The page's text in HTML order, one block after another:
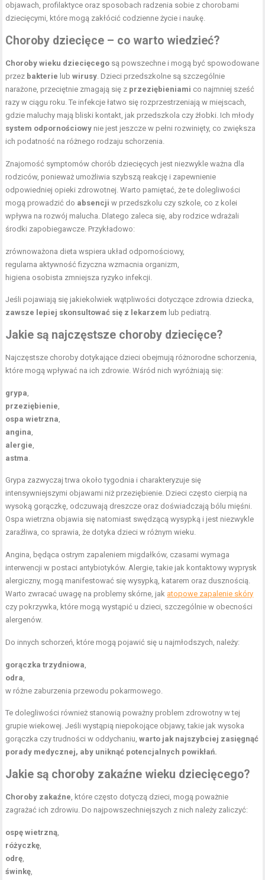
objawach, profilaktyce oraz sposobach radzenia sobie z chorobami
dziecięcymi, które mogą zakłócić codzienne życie i naukę.
Choroby dziecięce – co warto wiedzieć?
Choroby wieku dziecięcego są powszechne i mogą być spowodowane
przez bakterie lubwirusy. Dzieci przedszkolne są szczególnie
narażone, przeciętnie zmagają się z przeziębieniami co najmniej sześć
razy w ciągu roku. Te infekcje łatwo się rozprzestrzeniają w miejscach,
gdzie maluchy mają bliski kontakt, jak przedszkola czy żłobki. Ich młody
system odpornościowy nie jest jeszcze w pełni rozwinięty, co zwiększa
ich podatność na różnego rodzaju schorzenia.
Znajomość symptomów chorób dziecięcych jest niezwykle ważna dla
rodziców, ponieważ umożliwia szybszą reakcję i zapewnienie
odpowiedniej opieki zdrowotnej. Warto pamiętać, że te dolegliwości
mogą prowadzić do absencji w przedszkolu czy szkole, co z kolei
wpływa na rozwój malucha. Dlatego zaleca się, aby rodzice wdrażali
środki zapobiegawcze. Przykładowo:
zrównoważona dieta wspiera układ odpornościowy,
regularna aktywność fizyczna wzmacnia organizm,
higiena osobista zmniejsza ryzyko infekcji.
Jeśli pojawiają się jakiekolwiek wątpliwości dotyczące zdrowia dziecka,
zawsze lepiej skonsultować się z lekarzem lub pediatrą.
Jakie są najczęstsze choroby dziecięce?
Najczęstsze choroby dotykające dzieci obejmują różnorodne schorzenia,
które mogą wpływać na ich zdrowie. Wśród nich wyróżniają się:
grypa,
przeziębienie,
ospa wietrzna,
angina,
alergie,
astma.
Grypa zazwyczaj trwa około tygodnia i charakteryzuje się
intensywniejszymi objawami niż przeziębienie. Dzieci często cierpią na
wysoką gorączkę, odczuwają dreszcze oraz doświadczają bólu mięśni.
Ospa wietrzna objawia się natomiast swędzącą wysypką i jest niezwykle
zaraźliwa, co sprawia, że dotyka dzieci w różnym wieku.
Angina, będąca ostrym zapaleniem migdałków, czasami wymaga
interwencji w postaci antybiotyków. Alergie, takie jak kontaktowy wyprysk
alergiczny, mogą manifestować się wysypką, katarem oraz dusznością.
Warto zwracać uwagę na problemy skórne, jak atopowe zapalenie skóry
czy pokrzywka, które mogą wystąpić u dzieci, szczególnie w obecności
alergenów.
Do innych schorzeń, które mogą pojawić się u najmłodszych, należy:
gorączka trzydniowa,
odra,
w różne zaburzenia przewodu pokarmowego.
Te dolegliwości również stanowią poważny problem zdrowotny w tej
grupie wiekowej. Jeśli wystąpią niepokojące objawy, takie jak wysoka
gorączka czy trudności w oddychaniu,warto jak najszybciej zasięgnąć
porady medycznej, aby uniknąć potencjalnych powikłań.
Jakie są choroby zakaźne wieku dziecięcego?
Choroby zakaźne, które często dotyczą dzieci, mogą poważnie
zagrażać ich zdrowiu. Do najpowszechniejszych z nich należy zaliczyć:
ospę wietrzną,
różyczkę,
odrę,
świnkę,